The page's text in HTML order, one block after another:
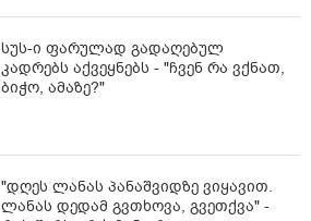
სუს-ი ფარულად გადაღებულ
კადრებს აქვეყნებს - "ჩვენ რა ვქნათ,
ბიჭო, ამაზე?"
"დღეს ლანას პანაშვიდზე ვიყავით.
ლანას დედამ გვთხოვა, გვეთქვა" -